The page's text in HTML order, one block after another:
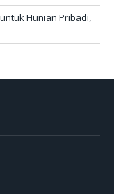
Hunian Pribadi,